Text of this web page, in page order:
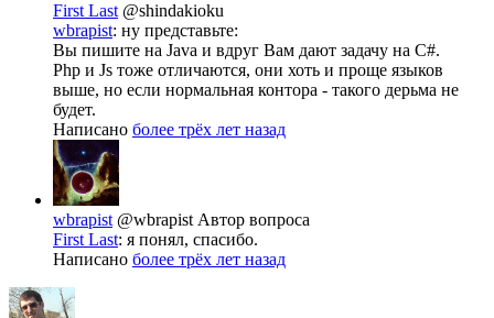
First Last @shindakioku
wbrapist: ну представьте:
Вы пишите на Java и вдруг Вам дают задачу на C#.
Php и Js тоже отличаются, они хоть и проще языков
выше, но если нормальная контора - такого дерьма не
будет.
Написано более трёх лет назад
wbrapist @wbrapist Автор вопроса
First Last: я понял, спасибо.
Написано более трёх лет назад